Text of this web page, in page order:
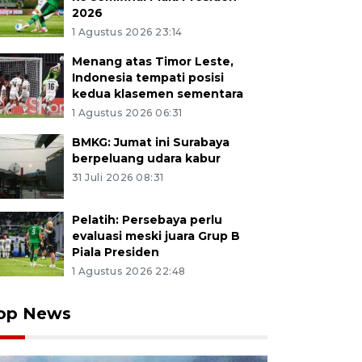
2026
1 Agustus 2026 23:14
Menang atas Timor Leste,
Indonesia tempati posisi
kedua klasemen sementara
1 Agustus 2026 06:31
BMKG: Jumat ini Surabaya
berpeluang udara kabur
31 Juli 2026 08:31
Pelatih: Persebaya perlu
evaluasi meski juara Grup B
Piala Presiden
1 Agustus 2026 22:48
News